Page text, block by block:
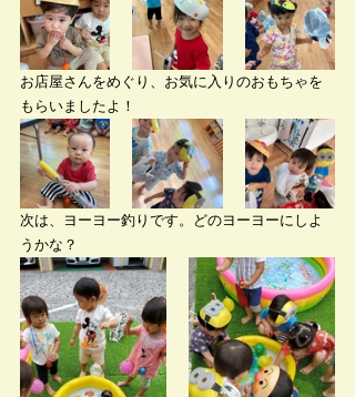
お店屋さんをめぐり、お気に入りのおもちゃを
もらいましたよ！
次は、ヨーヨー釣りです。どのヨーヨーにしよ
うかな？